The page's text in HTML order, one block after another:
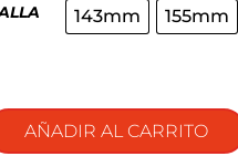
143mm 155mm
AÑADIR AL CARRITO